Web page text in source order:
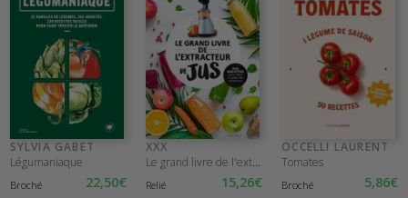
SYLVIA GABET
Légumaniaque
Broché 22,50€
XXX
Le grand livre de l'extracteur de jus
Relié 15,26€
OCCELLI LAURENT
Tomates
Broché 5,86€